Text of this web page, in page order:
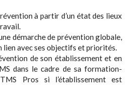
à partir d’un état des lieux
démarche de prévention globale,
lien avec ses objectifs et priorités.
de son établissement et en
dans le cadre de sa formation-
Pros si l’établissement est